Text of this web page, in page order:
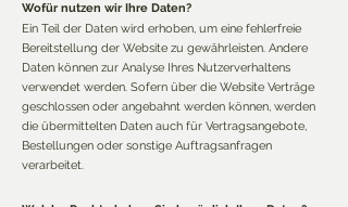
Wofür nutzen wir Ihre Daten?
Ein Teil der Daten wird erhoben, um eine fehlerfreie
Bereitstellung der Website zu gewährleisten. Andere
Daten können zur Analyse Ihres Nutzerverhaltens
verwendet werden. Sofern über die Website Verträge
geschlossen oder angebahnt werden können, werden
die übermittelten Daten auch für Vertragsangebote,
Bestellungen oder sonstige Auftragsanfragen
verarbeitet.